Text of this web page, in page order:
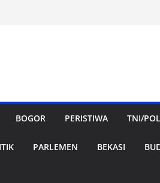
BOGOR PERISTIWA TNI/
PARLEMEN BEKASI